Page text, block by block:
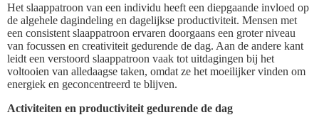
Het slaappatroon van een individu heeft een diepgaande invloed op
de algehele dagindeling en dagelijkse productiviteit. Mensen met
een consistent slaappatroon ervaren doorgaans een groter niveau
van focussen en creativiteit gedurende de dag. Aan de andere kant
leidt een verstoord slaappatroon vaak tot uitdagingen bij het
voltooien van alledaagse taken, omdat ze het moeilijker vinden om
energiek en geconcentreerd te blijven.
Activiteiten en productiviteit gedurende de dag